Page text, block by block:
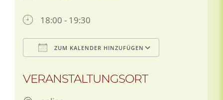
18:00 - 19:30
ZUM KALENDER HINZUFÜGEN
VERANSTALTUNGSORT